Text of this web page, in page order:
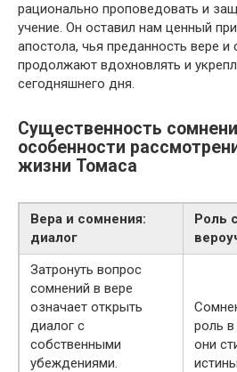
рационально проповедовать и
учение. Он оставил нам ценный
апостола, чья преданность вере и
продолжают вдохновлять и
сегодняшнего дня.
Существенность
особенности
жизни Томаса
Вера и сомнения:
диалог
Роль
Затронуть вопрос
сомнений в вере
означает открыть
диалог с
собственными
убеждениями.
роль в
они